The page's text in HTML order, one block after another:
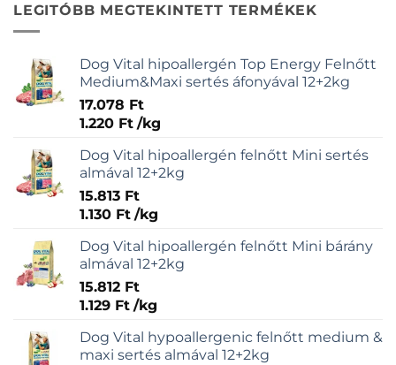
LEGITÓBB MEGTEKINTETT TERMÉKEK
Dog Vital hipoallergén Top Energy Felnőtt
Medium&Maxi sertés áfonyával 12+2kg
17.078 Ft
1.220 Ft /kg
Dog Vital hipoallergén felnőtt Mini sertés
almával 12+2kg
15.813 Ft
1.130 Ft /kg
Dog Vital hipoallergén felnőtt Mini bárány
almával 12+2kg
15.812 Ft
1.129 Ft /kg
Dog Vital hypoallergenic felnőtt medium &
maxi sertés almával 12+2kg